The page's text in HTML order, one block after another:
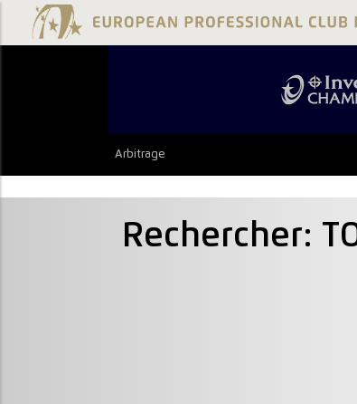
Arbitrage
Rechercher: